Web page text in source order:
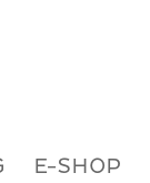
E-SHOP